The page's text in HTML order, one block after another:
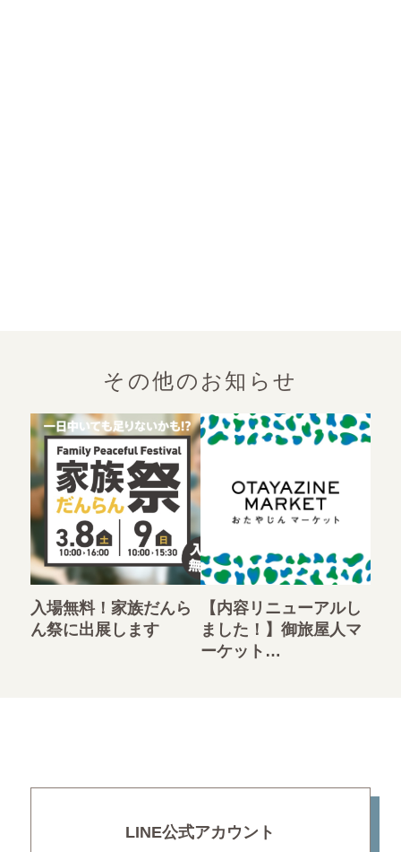
その他のお知らせ
入場無料！家族だんら
ん祭に出展します
【内容リニューアルし
ました！】御旅屋人マ
ーケット…
LINE公式アカウント